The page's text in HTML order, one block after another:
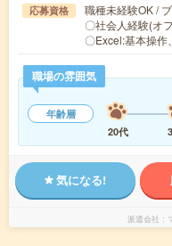
応募資格
職種未経験OK /
〇社会人経験(オ
〇Excel:基本操作
職場の雰囲気
年齢層
20代
気になる!
派遣会社